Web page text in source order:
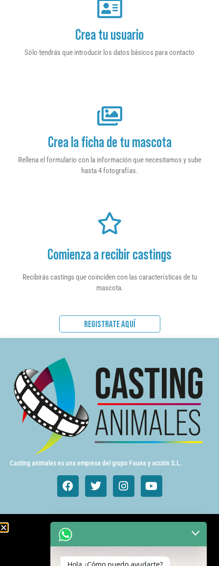
Crea tu usuario
Sólo tendrás que introducir los datos básicos para contacto
Crea la ficha de tu mascota
Rellena el formulario con la información que necesitamos y sube
hasta 4 fotografías.
Comienza a recibir castings
Recibirás castings que coinciden con las características de tu
mascota.
REGISTRATE AQUÍ
Casting animales es una empresa del grupo Fauna y acción S.L.
Animales de cine y TV